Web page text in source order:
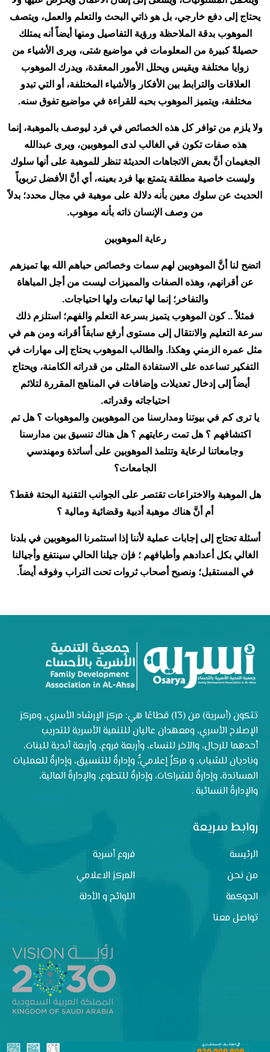
يحتاج إلى دفع خارجي، بل هو ذاتي البحث والتعلم والعمل، ويتصف
الموهوب بدقة الملاحظة ورؤية التفاصيل ومنها أيضاً أنه يمتلك
حصيلةً كبيرة من المعلومات في مواضيع شتى، ويرى الأشياء من
زوايا مختلفة ويقيس ويحلل الأمور المعقدة، ويدرك الموهوب
العلاقات والترابط بين الأفكار والأشياء المختلفة، أو التي تبدو
مختلفة، ويتميز الموهوب بحبه للقراءة في مواضيع تفوق سنه.
ولا يلزم من توافر كل هذه الخصائص في فرد ليوصف بالموهبة، إنما
هذه صفات تكون في الغالب لدى الموهوبين، ويرى عبدالله
الجغيمان أنَّ بعض الاتجاهات الحديثة تنظر للموهبة على أنها سلوك
وليست خاصية مطلقة يتمتع بها فرد بعينه، أي أنَّ الأفضل تربوياً
الحديث عن سلوك معين بأنه دلالة على موهبة في مجال محدد؛ بدلاً
من وصف الإنسان ذاته بأنه موهوب.
رعاية الموهوبين
اتضح لنا أنَّ الموهوبين لهم سمات وخصائص حباهم الله بها تميزهم
عن أقرانهم، وهذه الصفات والمميزات ليست من أجل المباهاة
والتفاخر؛ إنما لها تبعات ولها احتياجات.
فمثلاً .. كون الموهوب يتميز بسرعة التعلم والفهم؛ استلزم ذلك
سرعة التعليم والانتقال إلى مستوى أرفع سابقاً أقرانه ومن هم في
مثل عمره الزمني وهكذا. والطالب الموهوب يحتاج إلى مهارات في
التفكير تساعده على الاستفادة المثلى من قدراته الكامنة، ويحتاج
أيضاً إلى إدخال تعديلات وإضافات في المناهج المقررة لتلائم
احتياجاته وقدراته.
يا ترى كم في بيوتنا ومدارسنا من الموهوبين والموهوبات ؟ هل تم
اكتشافهم ؟ هل تمت رعايتهم ؟ هل هناك تنسيق بين مدارسنا
وجامعاتنا لرعاية وتتلمذ الموهوبين على أساتذة ومهندسي
الجامعات؟
هل الموهبة والاختراعات تقتصر على الجوانب التقنية البحتة فقط؟
أم أنَّ هناك موهبة أدبية وقضائية ومالية ؟
أسئلة تحتاج إلى إجابات عملية لأننا إذا استثمرنا الموهوبين في بلدنا
الغالي بكل أعدادهم وأطيافهم ؛ فإن جيلنا الحالي سينتفع وأجيالنا
في المستقبل؛ ونصبح أصحاب ثروات تحت التراب وفوقه أيضاً.
تتكون (أسرية) من (13) قطاعًا هي: مركز الإرشاد الأسري، ومركز
الإصلاح الأسري، ومعهدان عاليان للتنمية الأسرية للتدريب
أحدهما للرجال، والآخر للنساء، وأربعة فروع، وأربعة أندية للبنات،
وناديان للشباب، و مركزٌ إعلاميٌّ، وإدارةٌ للتنسيق، وإدارةٌ للعمليات
المساندة، وإدارةٌ للشراكات، وإدارةٌ للتطوع، والإدارةُ المالية،
والإدارةُ النسائية .
روابط سريعة
الرئيسة
فروع أسرية
من نحن
المركز الاعلامي
الحوكمة
اللوائح و الأدلة
تواصل معنا